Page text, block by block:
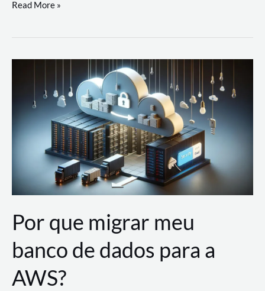
Utilizando
Soluções
AWS
Read More »
Por que migrar meu
banco de dados para a
AWS?